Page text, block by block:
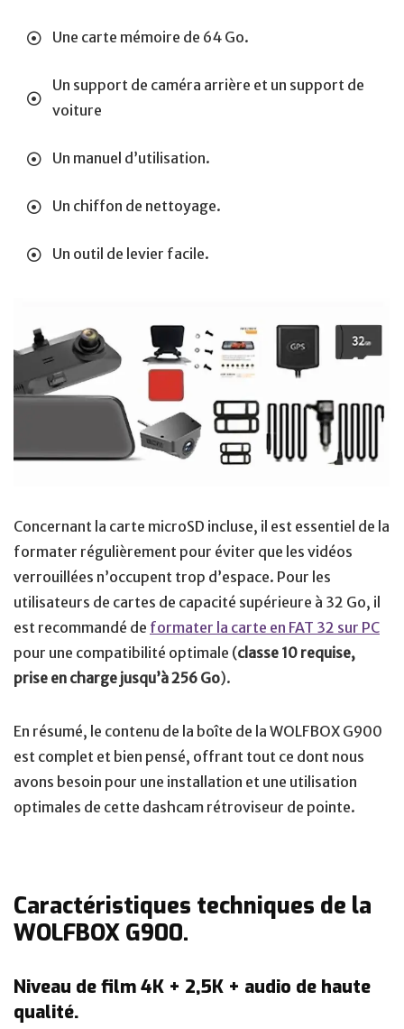
Une carte mémoire de 64 Go.
Un support de caméra arrière et un support de
voiture
Un manuel d’utilisation.
Un chiffon de nettoyage.
Un outil de levier facile.
Concernant la carte microSD incluse, il est essentiel de la
formater régulièrement pour éviter que les vidéos
verrouillées n’occupent trop d’espace. Pour les
utilisateurs de cartes de capacité supérieure à 32 Go, il
est recommandé de formater la carte en FAT 32 sur PC
pour une compatibilité optimale (classe 10 requise,
prise en charge jusqu’à 256 Go).
En résumé, le contenu de la boîte de la WOLFBOX G900
est complet et bien pensé, offrant tout ce dont nous
avons besoin pour une installation et une utilisation
optimales de cette dashcam rétroviseur de pointe.
Caractéristiques techniques de la
WOLFBOX G900.
Niveau de film 4K + 2,5K + audio de haute
qualité.